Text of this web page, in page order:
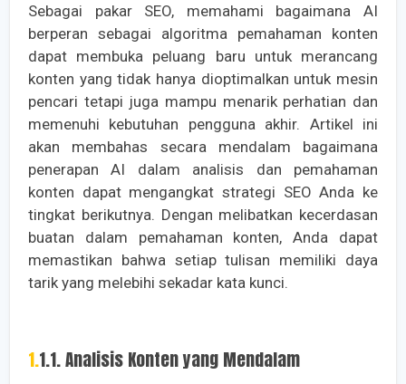
Sebagai pakar SEO, memahami bagaimana AI
berperan sebagai algoritma pemahaman konten
dapat membuka peluang baru untuk merancang
konten yang tidak hanya dioptimalkan untuk mesin
pencari tetapi juga mampu menarik perhatian dan
memenuhi kebutuhan pengguna akhir. Artikel ini
akan membahas secara mendalam bagaimana
penerapan AI dalam analisis dan pemahaman
konten dapat mengangkat strategi SEO Anda ke
tingkat berikutnya. Dengan melibatkan kecerdasan
buatan dalam pemahaman konten, Anda dapat
memastikan bahwa setiap tulisan memiliki daya
tarik yang melebihi sekadar kata kunci.
1.1.1. Analisis Konten yang Mendalam